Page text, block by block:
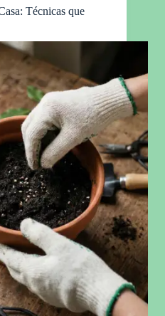
Técnicas que